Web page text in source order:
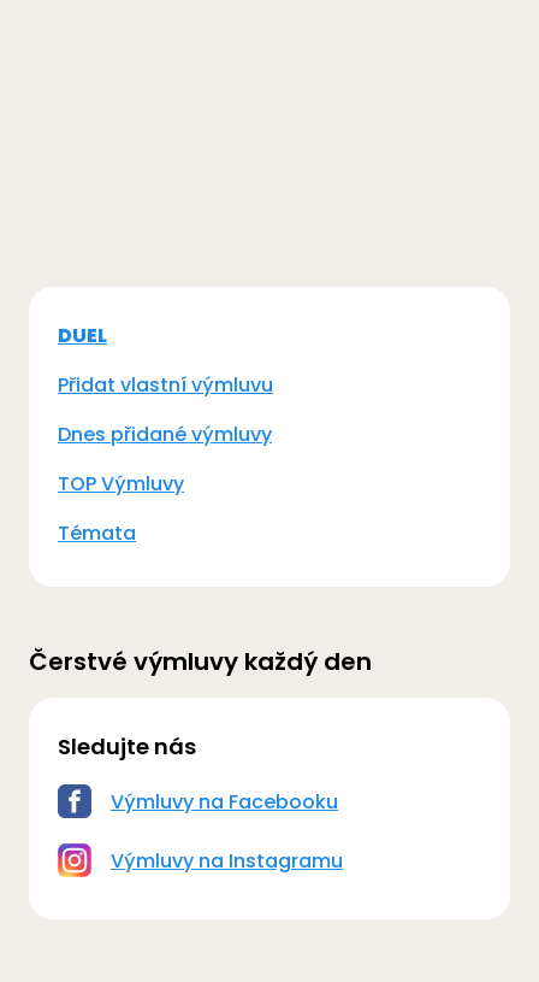
DUEL
Přidat vlastní výmluvu
Dnes přidané výmluvy
TOP Výmluvy
Témata
Čerstvé výmluvy každý den
Sledujte nás
Výmluvy na Facebooku
Výmluvy na Instagramu